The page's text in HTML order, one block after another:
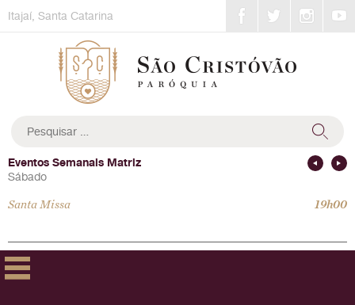
toItajaí, Santa Catarina
por:
Eventos Semanais Matriz
Sábado
Santa Missa 19h00